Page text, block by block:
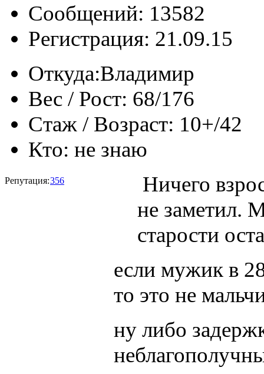
Сообщений: 13582
Регистрация: 21.09.15
Откуда:Владимир
Вес / Рост: 68/176
Стаж / Возраст: 10+/42
Кто: не знаю
Репутация:356
Ничего
не заметил.
старости
если мужик в
то это не
ну либо